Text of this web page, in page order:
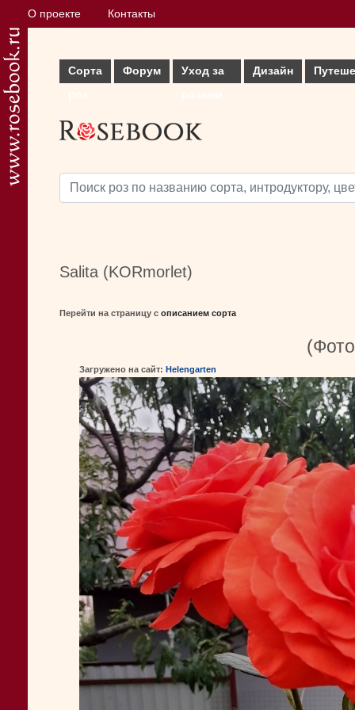
О проекте Контакты
Сорта
Форум
Уход за
Дизайн
Salita (KORmorlet)
Перейти на страницу с описанием сорта
Загружено на сайт: Helengarten